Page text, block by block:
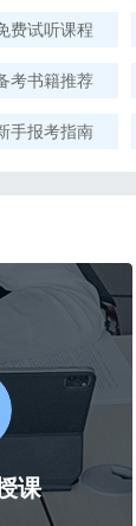
费试听课程
考书籍推荐
手报考指南
课